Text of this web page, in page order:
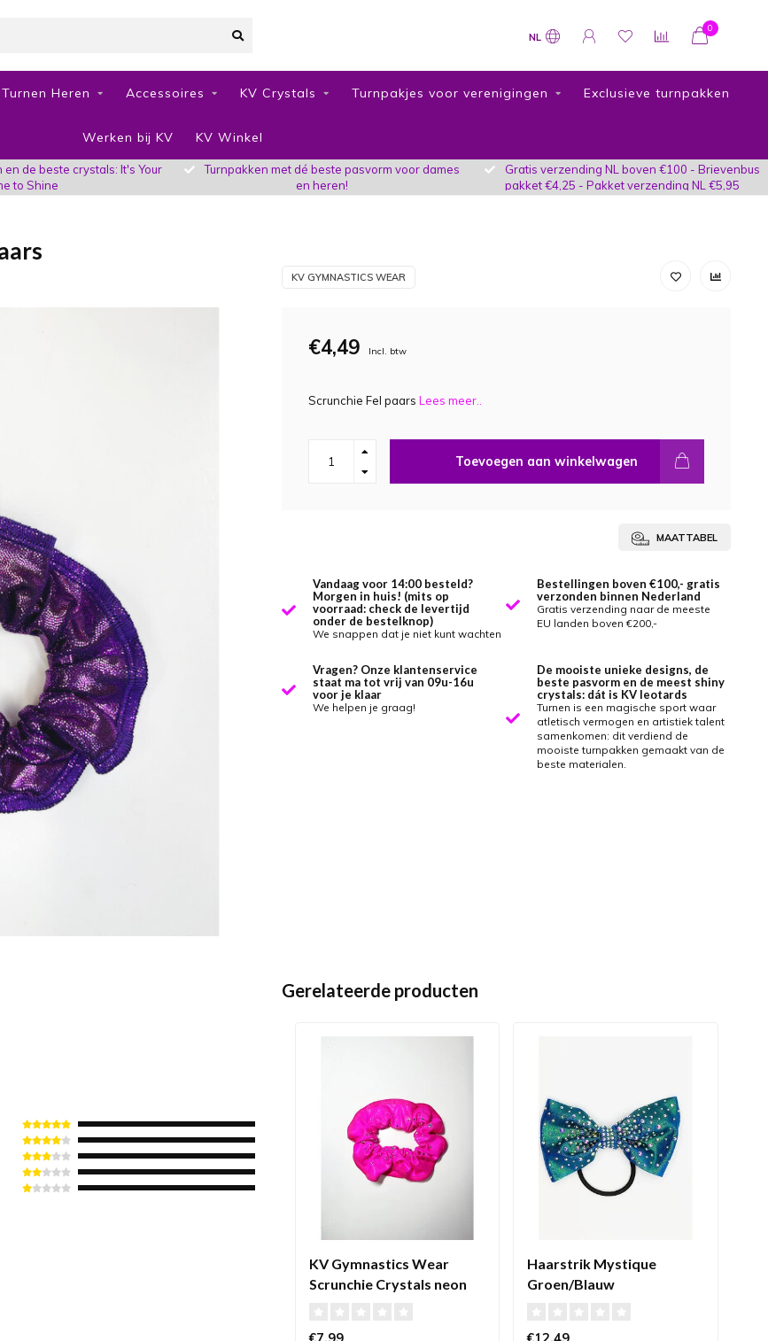
NL
0
Turnen Heren Accessoires KV Crystals Turnpakjes voor verenigingen Exclusieve turnpakken
Werken bij KV KV Winkel
de beste crystals: It's Your
to Shine
Turnpakken met dé beste pasvorm voor dames
en heren!
Gratis verzending NL boven €100 - Brievenbus
pakket €4,25 - Pakket verzending NL €5,95
KV GYMNASTICS WEAR
€4,49 Incl. btw
Scrunchie Fel paars Lees meer..
Toevoegen aan winkelwagen
MAATTABEL
Vandaag voor 14:00 besteld?
Morgen in huis! (mits op
voorraad: check de levertijd
onder de bestelknop)
We snappen dat je niet kunt wachten
Bestellingen boven €100,- gratis
verzonden binnen Nederland
Gratis verzending naar de meeste
EU landen boven €200,-
Vragen? Onze klantenservice
staat ma tot vrij van 09u-16u
voor je klaar
We helpen je graag!
De mooiste unieke designs, de
beste pasvorm en de meest shiny
crystals: dát is KV leotards
Turnen is een magische sport waar
atletisch vermogen en artistiek talent
samenkomen: dit verdiend de
mooiste turnpakken gemaakt van de
beste materialen.
Gerelateerde producten
KV Gymnastics Wear
Scrunchie Crystals neon
Haarstrik Mystique
Groen/Blauw